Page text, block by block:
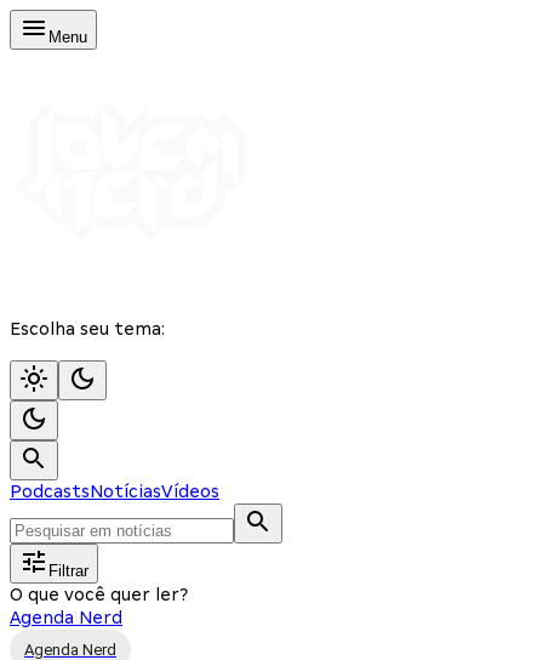
Menu
Escolha seu tema:
PodcastsNotíciasVídeos
Filtrar
O que você quer ler?
Agenda Nerd
Agenda Nerd